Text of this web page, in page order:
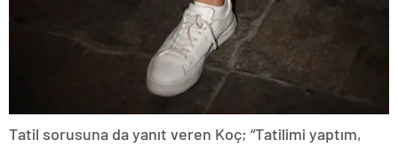
Tatil sorusuna da yanıt veren Koç; “Tatilimi yaptım,